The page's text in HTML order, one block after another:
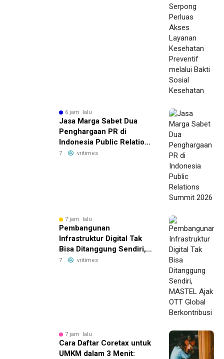
6 jam lalu
Jasa Marga Sabet Dua
Penghargaan PR di
Indonesia Public Relations
Summit 2026
7 vritimes
7 jam lalu
Pembangunan
Infrastruktur Digital Tak
Bisa Ditanggung Sendiri,
MASTEL Ajak OTT Global
7 vritimes
7 jam lalu
Cara Daftar Coretax untuk
UMKM dalam 3 Menit: